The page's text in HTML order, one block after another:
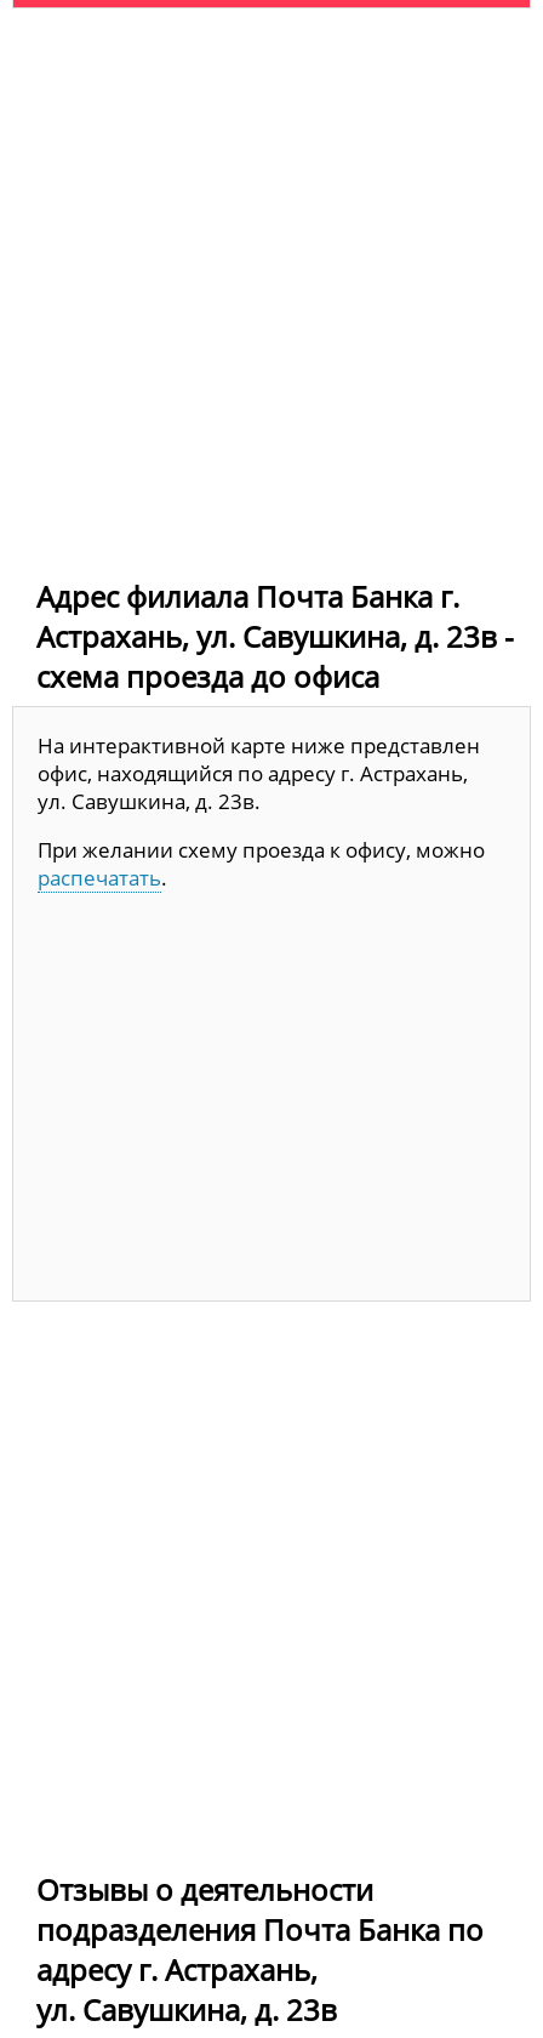
Адрес филиала Почта Банка г.
Астрахань, ул. Савушкина, д. 23в -
схема проезда до офиса
На интерактивной карте ниже представлен
офис, находящийся по адресу г. Астрахань,
ул. Савушкина, д. 23в.
При желании схему проезда к офису, можно
распечатать.
Отзывы о деятельности
подразделения Почта Банка по
адресу г. Астрахань,
ул. Савушкина, д. 23в